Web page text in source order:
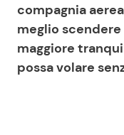
compagnia
meglio
maggiore
possa volare